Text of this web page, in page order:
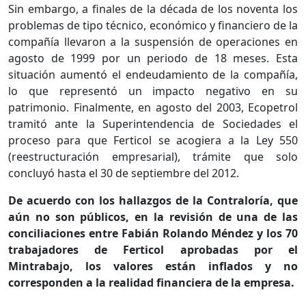
Sin embargo, a finales de la década de los noventa los
problemas de tipo técnico, económico y financiero de la
compañía llevaron a la suspensión de operaciones en
agosto de 1999 por un periodo de 18 meses. Esta
situación aumentó el endeudamiento de la compañía,
lo que representó un impacto negativo en su
patrimonio. Finalmente, en agosto del 2003, Ecopetrol
tramitó ante la Superintendencia de Sociedades el
proceso para que Ferticol se acogiera a la Ley 550
(reestructuración empresarial), trámite que solo
concluyó hasta el 30 de septiembre del 2012.
De acuerdo con los hallazgos de la Contraloría, que
aún no son públicos, en la revisión de una de las
conciliaciones entre Fabián Rolando Méndez y los 70
trabajadores de Ferticol aprobadas por el
Mintrabajo, los valores están inflados y no
corresponden a la realidad financiera de la empresa.